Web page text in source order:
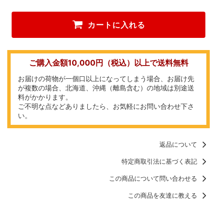
カートに入れる
ご購入金額10,000円（税込）以上で送料無料
お届けの荷物が一個口以上になってしまう場合、お届け先
が複数の場合、北海道、沖縄（離島含む）の地域は別途送
料がかかります。
ご不明な点などありましたら、お気軽にお問い合わせ下さ
い。
返品について
特定商取引法に基づく表記
この商品について問い合わせる
この商品を友達に教える